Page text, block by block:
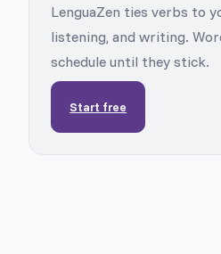
LenguaZen ties verbs to
listening, and writing.
schedule until they stick.
Start free